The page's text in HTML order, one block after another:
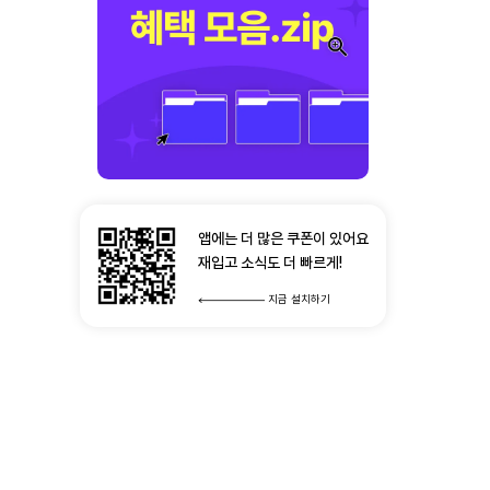
앱에는 더 많은 쿠폰이 있어요
재입고 소식도 더 빠르게!
지금 설치하기